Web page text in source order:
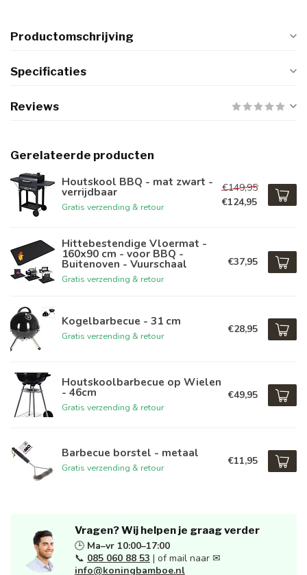
Productomschrijving
Specificaties
Reviews
Gerelateerde producten
Houtskool BBQ - mat zwart -
verrijdbaar
Gratis verzending & retour
€149,95
€124,95
Hittebestendige Vloermat -
160x90 cm - voor BBQ -
Buitenoven - Vuurschaal
Gratis verzending & retour
€37,95
Kogelbarbecue - 31 cm
Gratis verzending & retour
€28,95
Houtskoolbarbecue op Wielen
- 46cm
Gratis verzending & retour
€49,95
Barbecue borstel - metaal
Gratis verzending & retour
€11,95
Vragen? Wij helpen je graag verder
🕒 Ma–vr 10:00–17:00
📞 085 060 88 53 | of mail naar ✉
info@koningbamboe.nl